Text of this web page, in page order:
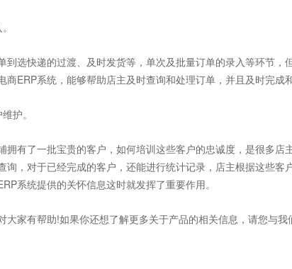
选快递的过渡、及时发货等，单次及批量订单的录入等环节，
商ERP系统，能够帮助店主及时查询和处理订单，并且及时完成
护。
有了一批宝贵的客户，如何培训这些客户的忠诚度，是很多店
询，对于已经完成的客户，还能进行统计记录，店主根据这些客
系统提供的关怀信息这时就发挥了重要作用。
家有帮助!如果你还想了解更多关于产品的相关信息，请您与我